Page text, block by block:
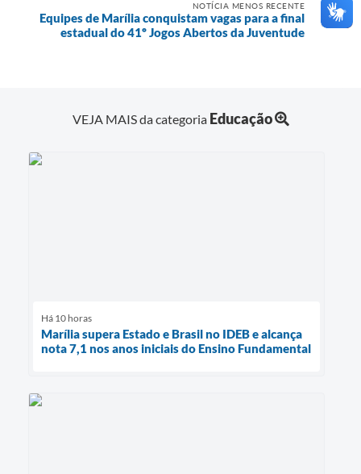
NOTÍCIA MENOS RECENTE
Equipes de Marília conquistam vagas para a final
estadual do 41º Jogos Abertos da Juventude
VEJA MAIS da categoria Educação
Há 10 horas
Marília supera Estado e Brasil no IDEB e alcança
nota 7,1 nos anos iniciais do Ensino Fundamental